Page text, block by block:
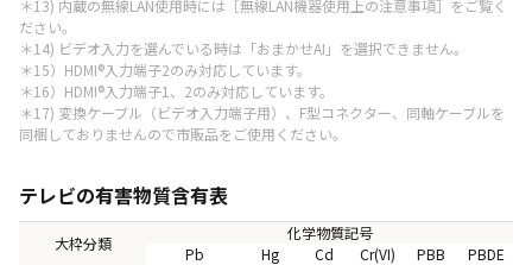
＊13) 内蔵の無線LAN使用時には［無線LAN機器使用上の注意事項］をご覧く
ださい。
＊14) ビデオ入力を選んでいる時は「おまかせAI」を選択できません。
＊15）HDMI®入力端子2のみ対応しています。
＊16）HDMI®入力端子1、2のみ対応しています。
＊17) 変換ケーブル（ビデオ入力端子用）、F型コネクター、同軸ケーブルを
同梱しておりませんので市販品をご使用ください。
テレビの有害物質含有表
大枠分類
化学物質記号
Pb
Hg Cd Cr(VI) PBB
PBDE